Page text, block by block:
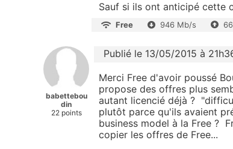
Sauf si ils ont anticipé cette
Free 946 Mb/s
babettebou
din
22 points
Publié le 13/05/2015 à
Merci Free d'avoir poussé
propose des offres plus
autant licencié déjà ?
plutôt parce qu'ils avaient
business model à la Free ?
copier les offres de Free...